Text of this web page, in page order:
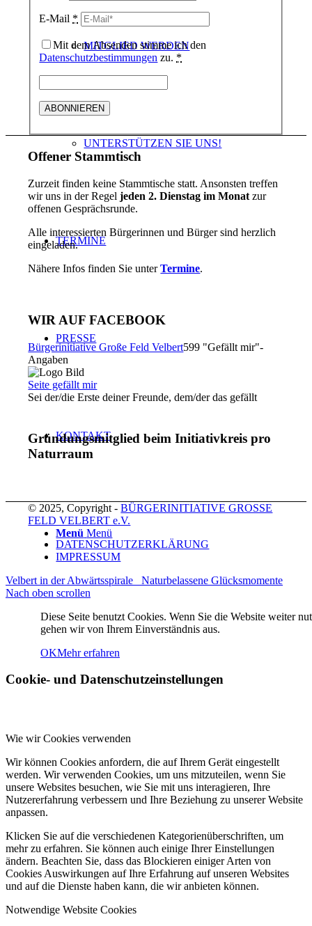
MITGLIED WERDEN
UNTERSTÜTZEN SIE UNS!
TERMINE
PRESSE
KONTAKT
Menü Menü
E-Mail *
Mit dem Absenden stimme ich den
Datenschutzbestimmungen zu. *
Offener Stammtisch
Zurzeit finden keine Stammtische statt. Ansonsten treffen
wir uns in der Regeljeden 2. Dienstag im Monat zur
offenen Gesprächsrunde.
Alle interessierten Bürgerinnen und Bürger sind herzlich
eingeladen.
Nähere Infos finden Sie unterTermine.
WIR AUF FACEBOOK
Bürgerinitiative Große Feld Velbert599 "Gefällt mir"-
Angaben
Seite gefällt mir
Sei der/die Erste deiner Freunde, dem/der das gefällt
Gründungsmitglied beim Initiativkreis pro
Naturraum
© 2025, Copyright -BÜRGERINITIATIVE GROSSE
FELD VELBERT e.V.
DATENSCHUTZERKLÄRUNG
IMPRESSUM
Velbert in der Abwärtsspirale
Naturbelassene Glücksmomente
Nach oben scrollen
Diese Seite benutzt Cookies. Wenn Sie die Website weiter
gehen wir von Ihrem Einverständnis aus.
OKMehr erfahren
Cookie- und Datenschutzeinstellungen
Wie wir Cookies verwenden
Wir können Cookies anfordern, die auf Ihrem Gerät eingestellt
werden. Wir verwenden Cookies, um uns mitzuteilen, wenn Sie
unsere Websites besuchen, wie Sie mit uns interagieren, Ihre
Nutzererfahrung verbessern und Ihre Beziehung zu unserer Website
anpassen.
Klicken Sie auf die verschiedenen Kategorienüberschriften, um
mehr zu erfahren. Sie können auch einige Ihrer Einstellungen
ändern. Beachten Sie, dass das Blockieren einiger Arten von
Cookies Auswirkungen auf Ihre Erfahrung auf unseren Websites
und auf die Dienste haben kann, die wir anbieten können.
Notwendige Website Cookies